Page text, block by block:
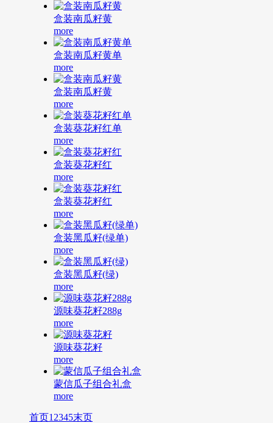
盒装南瓜籽黄
more
盒装南瓜籽黄单
more
盒装南瓜籽黄
more
盒装葵花籽红单
more
盒装葵花籽红
more
盒装葵花籽红
more
盒装黑瓜籽(绿单)
more
盒装黑瓜籽(绿)
more
源味葵花籽288g
more
源味葵花籽
more
蒙信瓜子组合礼盒
more
首页1 2345末页